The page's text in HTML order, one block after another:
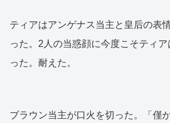
ティアはアンゲナス当主と皇后の表
った。2人の当惑顔に今度こそティ
った。耐えた。
ブラウン当主が口火を切った。「僅